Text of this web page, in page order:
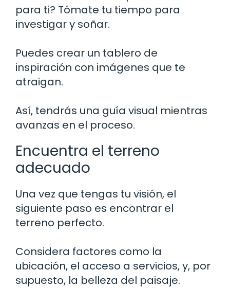
para ti? Tómate tu tiempo para
investigar y soñar.
Puedes crear un tablero de
inspiración con imágenes que te
atraigan.
Así, tendrás una guía visual mientras
avanzas en el proceso.
Encuentra el terreno
adecuado
Una vez que tengas tu visión, el
siguiente paso es encontrar el
terreno perfecto.
Considera factores como la
ubicación, el acceso a servicios, y, por
supuesto, la belleza del paisaje.